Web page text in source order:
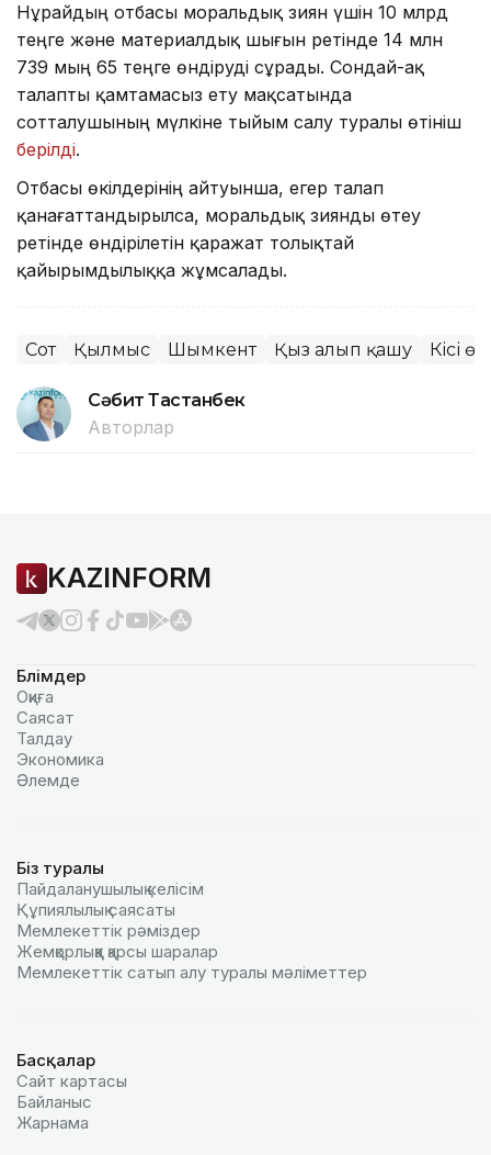
Нұрайдың отбасы моральдық зиян үшін 10 млрд
теңге және материалдық шығын ретінде 14 млн
739 мың 65 теңге өндіруді сұрады. Сондай-ақ
талапты қамтамасыз ету мақсатында
сотталушының мүлкіне тыйым салу туралы өтініш
берілді.
Отбасы өкілдерінің айтуынша, егер талап
қанағаттандырылса, моральдық зиянды өтеу
ретінде өндірілетін қаражат толықтай
қайырымдылыққа жұмсалады.
Сот Қылмыс Шымкент Қыз алып қашу Кісі
Сәбит Тастанбек
Авторлар
KAZINFORM
Бөлімдер
Оқиға
Саясат
Талдау
Экономика
Әлемде
Біз туралы
Пайдаланушылық келiciм
Құпиялылық саясаты
Мемлекеттік рәміздер
Жемқорлыққа қарсы шаралар
Мемлекеттік сатып алу туралы мәлiметтер
Басқалар
Сайт картасы
Байланыс
Жарнама